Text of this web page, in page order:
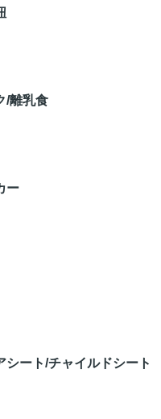
/離乳食
ー
シート/チャイルドシート